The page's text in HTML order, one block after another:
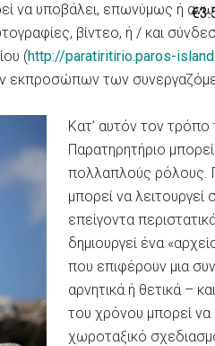
να υποβάλει, επωνύμως ή
βίντεο, ή / και
(http://paratiritirio.paros-
εκπροσώπων των
Κατ’ αυτόν τον τρόπο
Παρατηρητήριο μπορεί
πολλαπλούς ρόλους.
μπορεί να λειτουργεί
επείγοντα
δημιουργεί ένα
που επιφέρουν μια
αρνητικά ή θετικά –
του χρόνου μπορεί να
χωροταξικό